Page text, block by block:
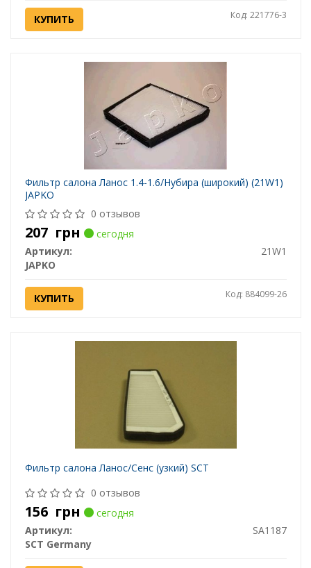
КУПИТЬ Код: 221776-3
Фильтр салона Ланос 1.4-1.6/Нубира (широкий) (21W1)
JAPKO
0 отзывов
207 грн
сегодня
Артикул:
21W1
JAPKO
КУПИТЬ Код: 884099-26
Фильтр салона Ланос/Сенс (узкий) SCT
0 отзывов
156 грн
сегодня
Артикул:
SA1187
SCT Germany